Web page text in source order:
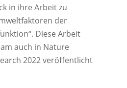
in ihre Arbeit zu
der
Diese Arbeit
auch in Nature
2022 veröffentlicht